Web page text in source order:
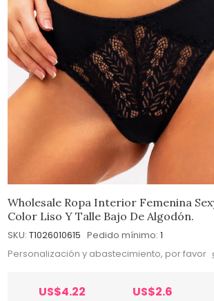
Wholesale Ropa Interior Femenina
Color Liso Y Talle Bajo De Algodón.
SKU: T1026010615 Pedido mínimo: 1
Personalización y abastecimiento, por favor
US$4.22 US$2.6